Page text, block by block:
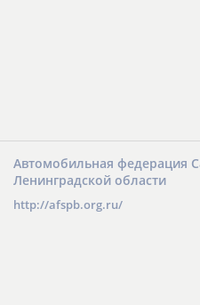
Автомобильная федерация
Ленинградской области
http://afspb.org.ru/